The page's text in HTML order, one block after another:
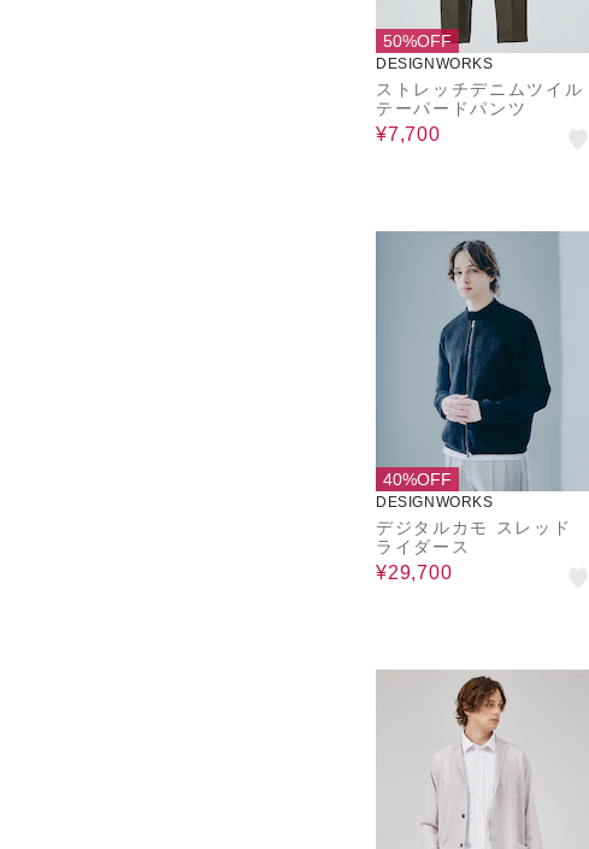
50%OFF
DESIGNWORKS
ストレッチデニムツイル
テーパードパンツ
¥7,700
40%OFF
DESIGNWORKS
デジタルカモ スレッド
ライダース
¥29,700